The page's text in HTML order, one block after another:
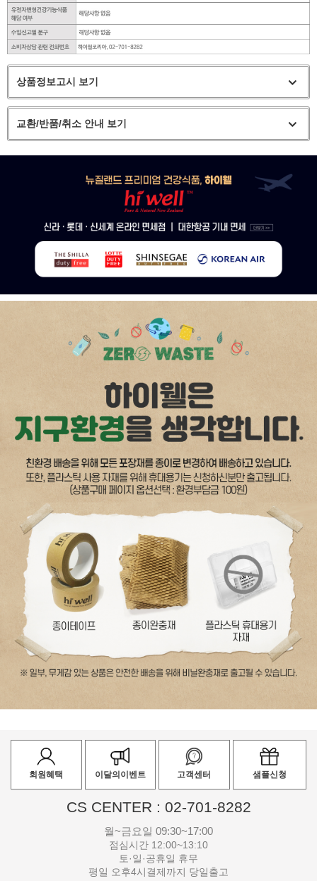
상품정보고시 보기
교환/반품/취소 안내 보기
회원혜택 이달의이벤트 고객센터 샘플신청
CS CENTER : 02-701-8282
월~금요일 09:30~17:00
점심시간 12:00~13:10
토·일·공휴일 휴무
평일 오후4시결제까지 당일출고